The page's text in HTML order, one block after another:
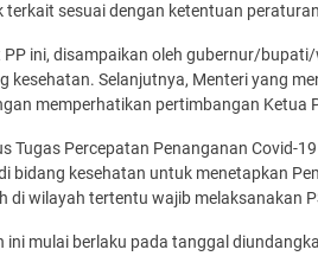
terkait sesuai dengan ketentuan
PP ini, disampaikan oleh gubernur/
kesehatan. Selanjutnya, Menteri yang
memperhatikan pertimbangan Ketua
Tugas Percepatan Penanganan Covid-
bidang kesehatan untuk menetapkan
di wilayah tertentu wajib melaksanakan
ini mulai berlaku pada tanggal